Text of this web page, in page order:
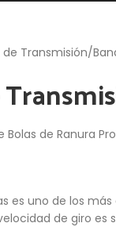
de Transmisión
Bolas de Ranura
es uno de los
de giro